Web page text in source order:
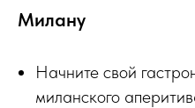
Милану
Начните свой
миланского